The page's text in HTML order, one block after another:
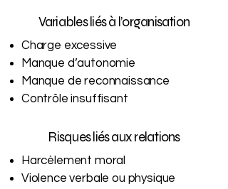
Variables liés à l’organisation
Charge excessive
Manque d’autonomie
Manque de reconnaissance
Contrôle insuffisant
Risques liés aux relations
Harcèlement moral
Violence verbale ou physique